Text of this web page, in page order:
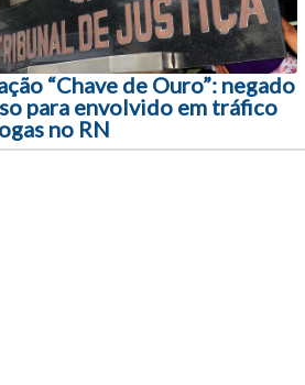
“Chave de Ouro”: negado
para envolvido em tráfico
no RN